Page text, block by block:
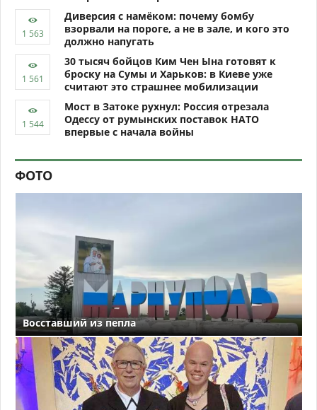
Диверсия с намёком: почему бомбу
взорвали на пороге, а не в зале, и кого это
должно напугать
30 тысяч бойцов Ким Чен Ына готовят к
броску на Сумы и Харьков: в Киеве уже
считают это страшнее мобилизации
Мост в Затоке рухнул: Россия отрезала
Одессу от румынских поставок НАТО
впервые с начала войны
ФОТО
Восставший из пепла